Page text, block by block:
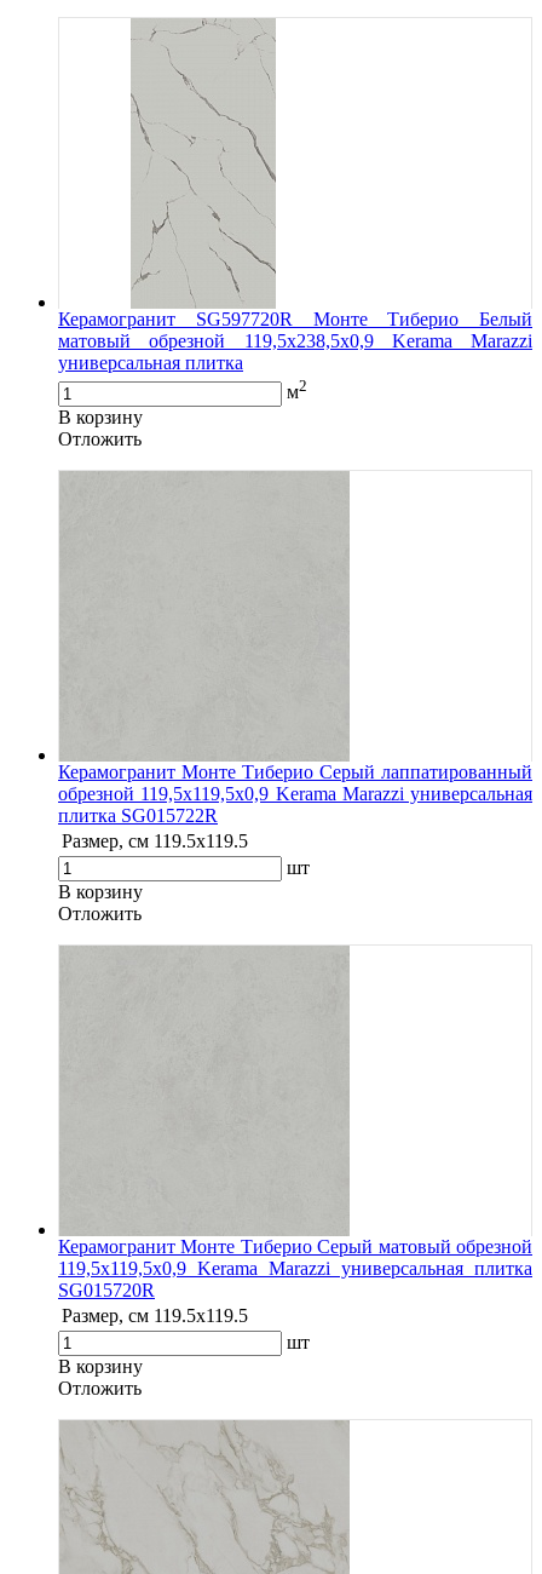
Керамогранит SG597720R Монте Тиберио Белый
матовый обрезной 119,5x238,5x0,9 Kerama Marazzi
универсальная плитка
м2
В корзину
Oтложить
Керамогранит Монте Тиберио Серый лаппатированный
обрезной 119,5x119,5x0,9 Kerama Marazzi универсальная
плитка SG015722R
Размер, см 119.5х119.5
шт
В корзину
Oтложить
Керамогранит Монте Тиберио Серый матовый обрезной
119,5x119,5x0,9 Kerama Marazzi универсальная плитка
SG015720R
Размер, см 119.5х119.5
шт
В корзину
Oтложить